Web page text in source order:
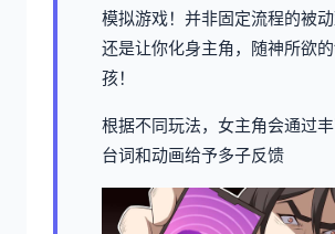
模拟游戏！并非固定流程的被动
还是让你化身主角，随神所欲
孩！
根据不同玩法，女主角会通过
台词和动画给予多子反馈